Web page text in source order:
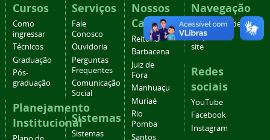
Cursos
Como
ingressar
Técnicos
Graduação
Pós-
graduação
Planejamento
Institucional
Serviços
Fale
Conosco
Ouvidoria
Perguntas
Frequentes
Comunicação
Social
Sistemas
Sistemas
Nossos
Campi
Reitoria
Barbacena
Juiz de
Fora
Manhuaçu
Muriaé
Rio
Pomba
Santos
Navegação
Acessibilidade
Mapa do
site
Redes
sociais
YouTube
Facebook
Instagram